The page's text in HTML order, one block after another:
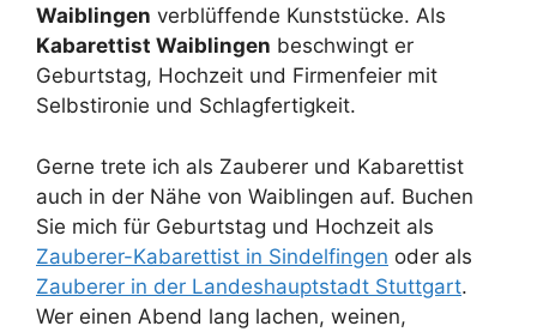
Waiblingen verblüffende Kunststücke. Als
Kabarettist Waiblingen beschwingt er
Geburtstag, Hochzeit und Firmenfeier mit
Selbstironie und Schlagfertigkeit.
Gerne trete ich als Zauberer und Kabarettist
auch in der Nähe von Waiblingen auf. Buchen
Sie mich für Geburtstag und Hochzeit als
Zauberer-Kabarettist in Sindelfingen oder als
Zauberer in der Landeshauptstadt Stuttgart.
Wer einen Abend lang lachen, weinen,